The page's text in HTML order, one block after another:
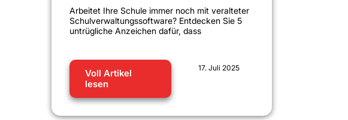
Arbeitet Ihre Schule immer noch mit veralteter
Schulverwaltungssoftware? Entdecken Sie 5
untrügliche Anzeichen dafür, dass
Voll Artikel
lesen
17. Juli 2025